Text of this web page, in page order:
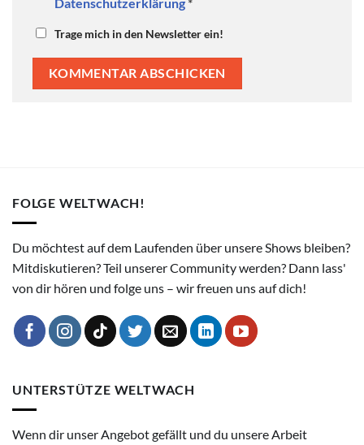
Trage mich in den Newsletter ein!
FOLGE WELTWACH!
Du möchtest auf dem Laufenden über unsere Shows bleiben?
Mitdiskutieren? Teil unserer Community werden? Dann lass'
von dir hören und folge uns – wir freuen uns auf dich!
UNTERSTÜTZE WELTWACH
Wenn dir unser Angebot gefällt und du unsere Arbeit